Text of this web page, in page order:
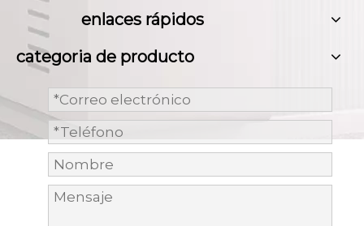
enlaces rápidos
categoria de producto